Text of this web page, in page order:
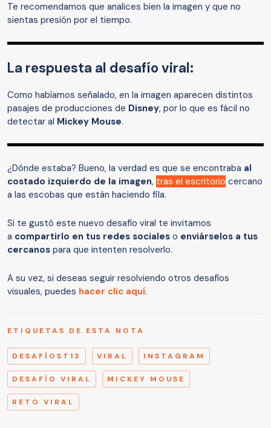
Te recomendamos que analices bien la imagen y que no
sientas presión por el tiempo.
La respuesta al desafío viral:
Como habíamos señalado, en la imagen aparecen distintos
pasajes de producciones de Disney, por lo que es fácil no
detectar al Mickey Mouse.
¿Dónde estaba? Bueno, la verdad es que se encontraba al
costado izquierdo de la imagen, tras el escritorio cercano
a las escobas que están haciendo fila.
Si te gustó este nuevo desafío viral te invitamos
a compartirlo en tus redes sociales o enviárselos a tus
cercanos para que intenten resolverlo.
A su vez, si deseas seguir resolviendo otros desafíos
visuales, puedes hacer clic aquí.
ETIQUETAS DE ESTA NOTA
DESAFÍOST13 VIRAL INSTAGRAM
DESAFÍO VIRAL MICKEY MOUSE
RETO VIRAL